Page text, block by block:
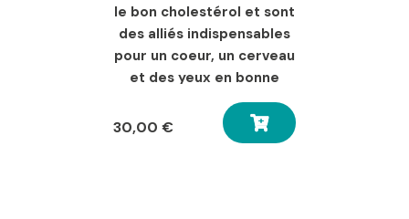
le bon cholestérol et sont
des alliés indispensables
pour un coeur, un cerveau
et des yeux en bonne
30,00 €